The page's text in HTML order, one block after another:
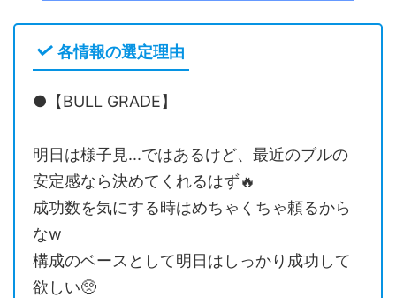
各情報の選定理由
●【BULL GRADE】
明日は様子見...ではあるけど、最近のブルの
安定感なら決めてくれるはず🔥
成功数を気にする時はめちゃくちゃ頼るから
なw
構成のベースとして明日はしっかり成功して
欲しい🥺